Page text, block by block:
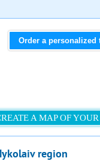
Order a personalized
A MAP OF
region